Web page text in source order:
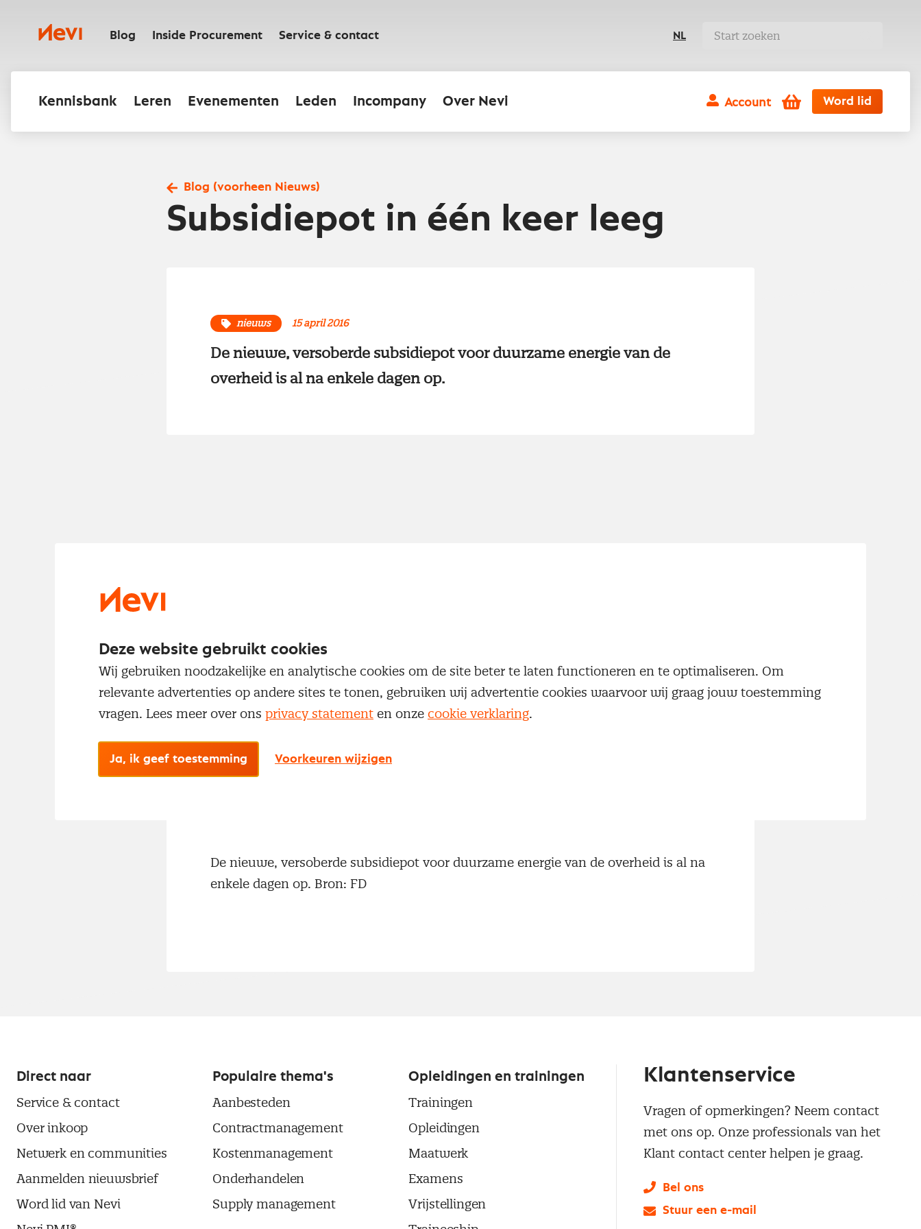
inhoudNevi Blog Inside Procurement Service & contact NL
Kennisbank Leren Evenementen Leden Incompany Over Nevi Account Winkelwagen
Word lid
Blog (voorheen Nieuws)
Subsidiepot in één keer leeg
nieuws 15 april 2016
De nieuwe, versoberde subsidiepot voor duurzame energie van de
overheid is al na enkele dagen op.
De nieuwe, versoberde subsidiepot voor duurzame energie van de overheid is al na
enkele dagen op. Bron: FD
Direct naar
Service & contact
Over inkoop
Netwerk en communities
Aanmelden nieuwsbrief
Word lid van Nevi
Populaire thema's
Aanbesteden
Contractmanagement
Kostenmanagement
Onderhandelen
Supply management
Opleidingen en trainingen
Trainingen
Opleidingen
Maatwerk
Examens
Vrijstellingen
Klantenservice
Vragen of opmerkingen? Neem contact
met ons op. Onze professionals van het
Klant contact center helpen je graag.
Bel ons
Stuur een e-mail
Deze website gebruikt cookies
Wij gebruiken noodzakelijke en analytische cookies om de site beter te laten functioneren en te optimaliseren. Om
relevante advertenties op andere sites te tonen, gebruiken wij advertentie cookies waarvoor wij graag jouw toestemming
vragen. Lees meer over ons privacy statement en onze cookie verklaring.
Ja, ik geef toestemming Voorkeuren wijzigen